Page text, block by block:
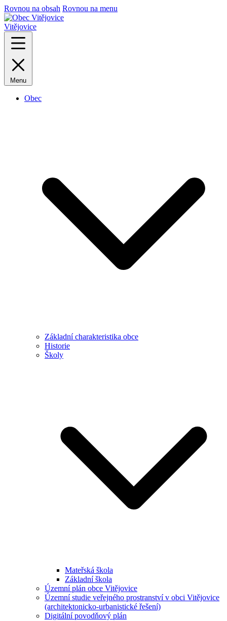
Rovnou na obsah Rovnou na menu
Vitějovice
Menu
Obec
Základní charakteristika obce
Historie
Školy
Mateřská škola
Základní škola
Územní plán obce Vitějovice
Územní studie veřejného prostranství v obci Vitějovice
(architektonicko-urbanistické řešení)
Digitální povodňový plán